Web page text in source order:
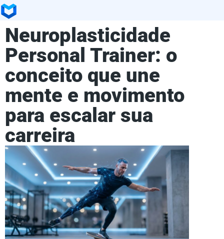
Neuroplasticidade
Personal Trainer: o
conceito que une
mente e movimento
para escalar sua
carreira